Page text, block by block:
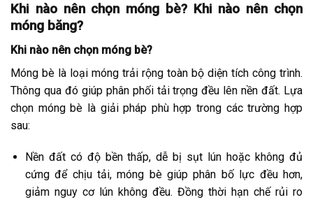
Khi nào nên chọn móng bè? Khi nào nên chọn
móng băng?
Khi nào nên chọn móng bè?
Móng bè là loại móng trải rộng toàn bộ diện tích công trình.
Thông qua đó giúp phân phối tải trọng đều lên nền đất. Lựa
chọn móng bè là giải pháp phù hợp trong các trường hợp
sau:
Nền đất có độ bền thấp, dễ bị sụt lún hoặc không đủ
cứng để chịu tải, móng bè giúp phân bố lực đều hơn,
giảm nguy cơ lún không đều. Đồng thời hạn chế rủi ro